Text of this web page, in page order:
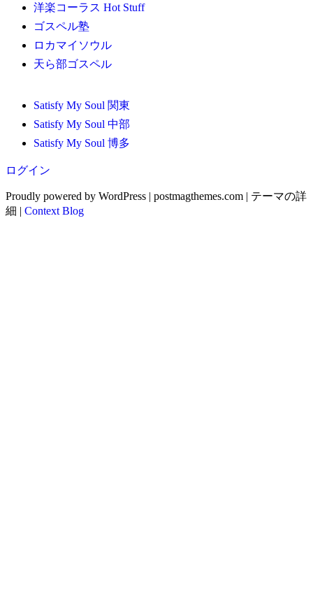
洋楽コーラス Hot Stuff
ゴスペル塾
ロカマイソウル
天ら部ゴスペル
Satisfy My Soul 関東
Satisfy My Soul 中部
Satisfy My Soul 博多
ログイン
Proudly powered by WordPress | postmagthemes.com | テーマの詳
細 | Context Blog